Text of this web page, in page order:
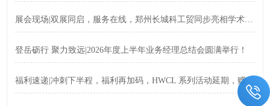
展会现场|双展同启，服务在线，郑州长城科工贸同步亮相学术盛会与校园展！
登岳砺行 聚力致远|2026年度上半年业务经理总结会圆满举行！
福利速递|冲刺下半程，福利再加码，HWCL 系列活动延期，赠券福利同步上线！